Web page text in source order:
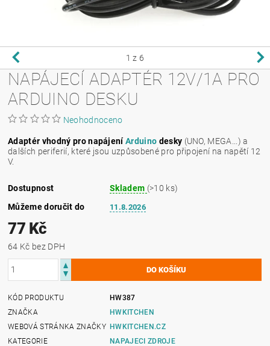
1 z 6
NAPÁJECÍ ADAPTÉR 12V/1A PRO
ARDUINO DESKU
Neohodnoceno
Adaptér vhodný pro napájeníArduino desky (UNO, MEGA...) a
dalších periferií, které jsou uzpůsobené pro připojení na napětí 12
V.
Dostupnost Skladem (>10 ks)
Můžeme doručit do
11.8.2026
77 Kč
64 Kč bez DPH
KÓD PRODUKTU
HW387
ZNAČKA
HWKITCHEN
WEBOVÁ STRÁNKA ZNAČKY HWKITCHEN.CZ
KATEGORIE
NAPAJECI ZDROJE